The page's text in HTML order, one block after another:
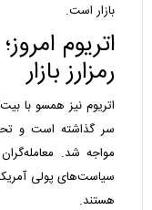
بازار است.
اتریوم
رمزارز بازار
اتریوم نیز همسو با
سر گذاشته است و
سیاست‌های پولی
هستند.